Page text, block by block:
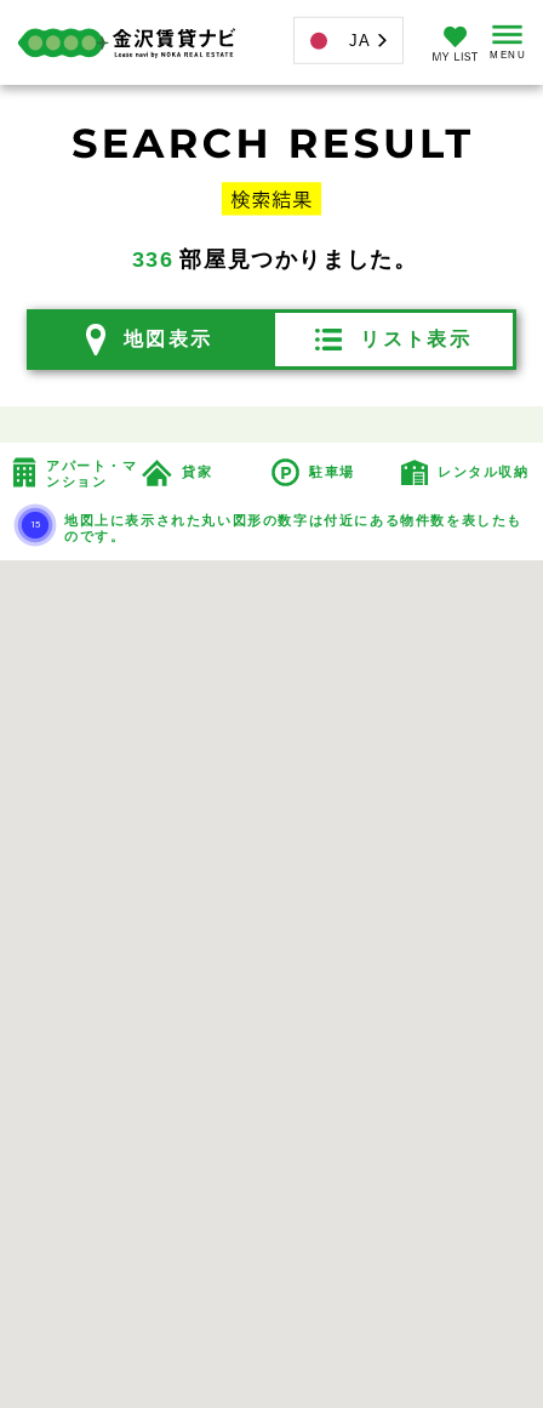
JA
336 部屋見つかりました。
地図表示 リスト表示
アパート・マ
ンション
貸家 駐車場 レンタル収納
地図上に表示された丸い図形の数字は付近にある物件数を表したも
のです。